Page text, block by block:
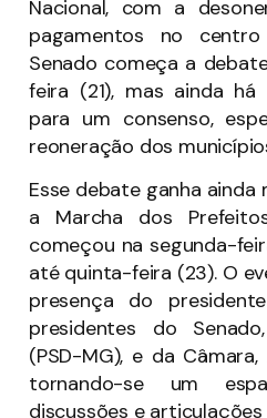
Nacional, com a
pagamentos no
Senado começa a
feira (21), mas ainda
para um consenso,
reoneração dos
Esse debate ganha ainda
a Marcha dos
começou na segunda-
até quinta-feira (23). O
presença do
presidentes do
(PSD-MG), e da
tornando-se um
discussões e